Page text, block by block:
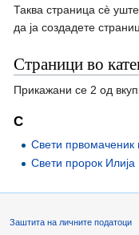
Таква страница сè
да ја создадете
Страници во
Прикажани се 2 од
С
Свети првомаченик
Свети пророк Илија
Заштита на личните податоци